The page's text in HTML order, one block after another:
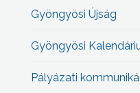
Gyöngyösi Újság
Gyöngyösi
Pályázati